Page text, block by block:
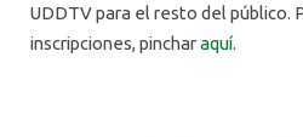
UDDTV para el resto del público.
inscripciones, pincharaquí.